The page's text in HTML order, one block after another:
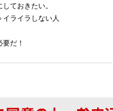
ておきたい。
イライラしない人
だ！